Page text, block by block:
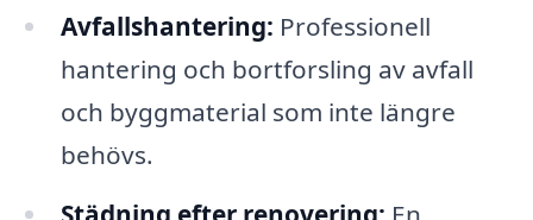
Avfallshantering: Professionell
hantering och bortforsling av avfall
och byggmaterial som inte längre
behövs.